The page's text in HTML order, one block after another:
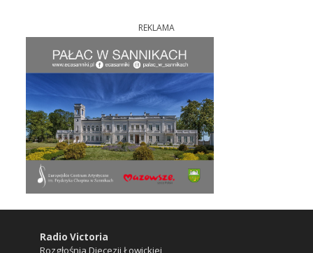
REKLAMA
Radio Victoria
Rozgłośnia Diecezji Łowickiej